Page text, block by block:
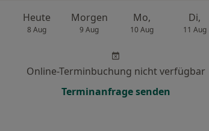
Heute
8 Aug
Morgen
9 Aug
Mo,
10 Aug
Di,
11 Aug
Online-Terminbuchung nicht verfügbar
Terminanfrage senden